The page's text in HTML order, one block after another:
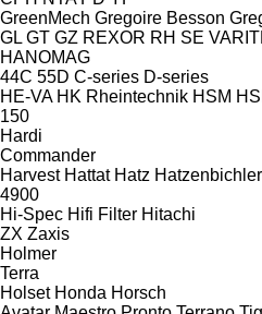
GreenMech Gregoire Besson
GL GT GZ REXOR RH SE
HANOMAG
44C 55D C-series D-series
HE-VA HK Rheintechnik HSM
150
Hardi
Commander
Harvest Hattat Hatz Hatzenbichler
4900
Hi-Spec Hifi Filter Hitachi
ZX Zaxis
Holmer
Terra
Holset Honda Horsch